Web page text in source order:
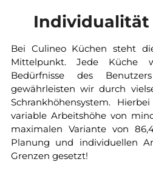
Individualität
Bei Culineo Küchen steht
Mittelpunkt. Jede
Bedürfnisse des
gewährleisten wir durch
Schrankhöhensystem.
variable Arbeitshöhe von
maximalen Variante von
Planung und individuellen
Grenzen gesetzt!